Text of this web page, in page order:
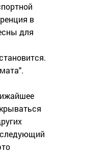
в
для